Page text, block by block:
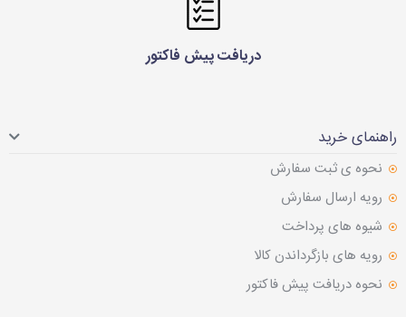
دریافت پیش فاکتور
راهنمای خرید
نحوه ی ثبت سفارش
رویه ارسال سفارش
شیوه های پرداخت
رویه های بازگرداندن کالا
نحوه دریافت پیش فاکتور